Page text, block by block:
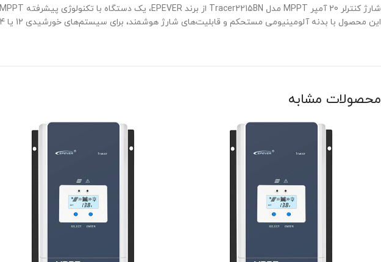
این محصول با بدنه آلومینیومی مستحکم و قابلیت‌های شارژ هوشمند، برای سیستم‌های خورشیدی 12 یا 24 ولت مناسب است.
محصولات مشابه